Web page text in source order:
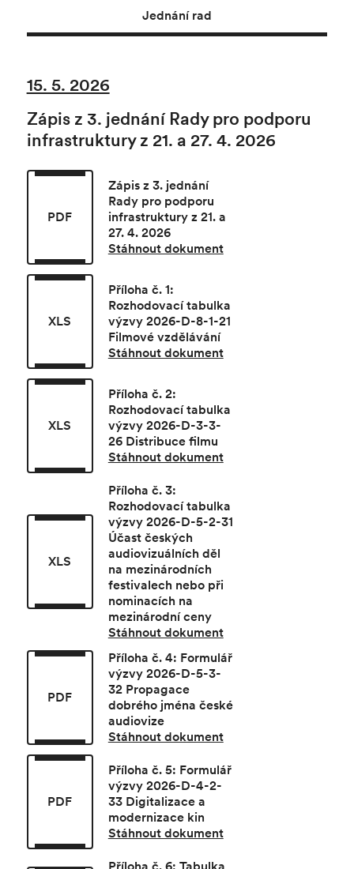
Jednání rad
15. 5. 2026
Zápis z 3. jednání Rady pro podporu
infrastruktury z 21. a 27. 4. 2026
Zápis z 3. jednání
Rady pro podporu
infrastruktury z 21. a
27. 4. 2026
Stáhnout dokument
PDF
Příloha č. 1:
Rozhodovací tabulka
výzvy 2026-D-8-1-21
Filmové vzdělávání
Stáhnout dokument
XLS
Příloha č. 2:
Rozhodovací tabulka
výzvy 2026-D-3-3-
26 Distribuce filmu
Stáhnout dokument
XLS
Příloha č. 3:
Rozhodovací tabulka
výzvy 2026-D-5-2-31
Účast českých
audiovizuálních děl
na mezinárodních
festivalech nebo při
nominacích na
mezinárodní ceny
Stáhnout dokument
XLS
Příloha č. 4: Formulář
výzvy 2026-D-5-3-
32 Propagace
dobrého jména české
audiovize
Stáhnout dokument
PDF
Příloha č. 5: Formulář
výzvy 2026-D-4-2-
33 Digitalizace a
modernizace kin
Stáhnout dokument
PDF